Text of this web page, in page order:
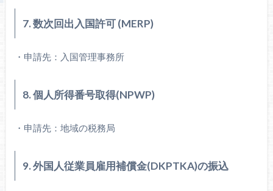
7. 数次回出入国許可 (MERP)
・申請先：入国管理事務所
8. 個人所得番号取得(NPWP)
・申請先：地域の税務局
9. 外国人従業員雇用補償金(DKPTKA)の振込